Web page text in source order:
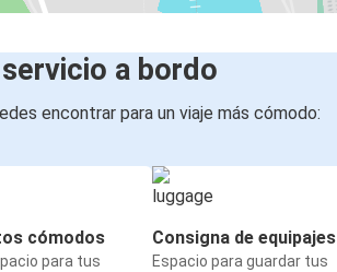
a bordo
encontrar para un viaje más cómodo:
cómodos
para tus
Consigna de equipajes
Espacio para guardar tus